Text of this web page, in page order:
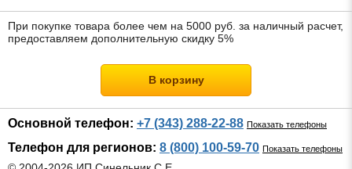
При покупке товара более чем на 5000 руб. за наличный расчет,
предоставляем дополнительную скидку 5%
В корзину
Основной телефон: +7 (343) 288-22-88 Показать телефоны
Телефон для регионов: 8 (800) 100-59-70 Показать телефоны